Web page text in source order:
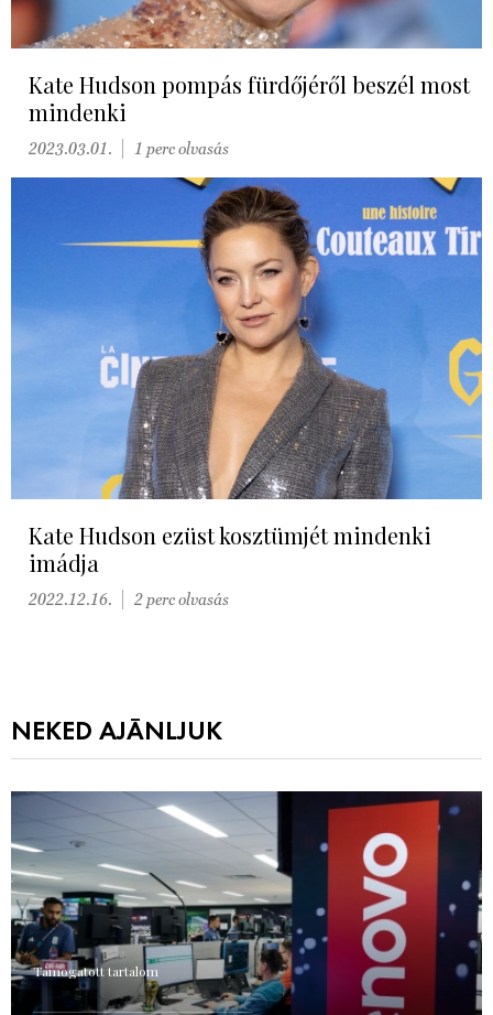
Kate Hudson pompás fürdőjéről beszél most
mindenki
2023.03.01. 1 perc olvasás
Kate Hudson ezüst kosztümjét mindenki
imádja
2022.12.16. 2 perc olvasás
NEKED AJÁNLJUK
Támogatott tartalom